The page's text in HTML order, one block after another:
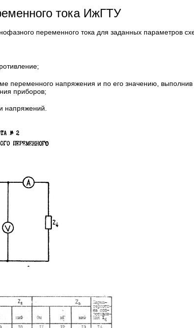
тока ИжГТУ
переменного тока для заданных параметров
переменного напряжения и по его значению, выполнив
приборов;
напряжений.